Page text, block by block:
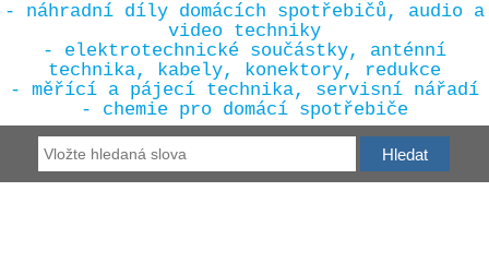
- náhradní díly domácích spotřebičů, audio a
video techniky
- elektrotechnické součástky, anténní
technika, kabely, konektory, redukce
- měřící a pájecí technika, servisní nářadí
- chemie pro domácí spotřebiče